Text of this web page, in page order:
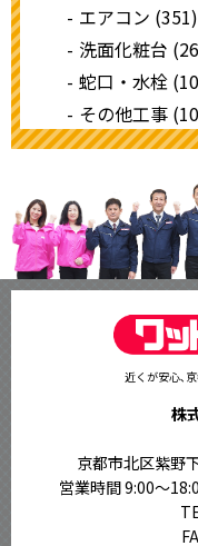
エアコン (351)
洗面化粧台
蛇口・水栓
その他工事
近くが安心､
株
京都市北区紫野
営業時間 9:00〜